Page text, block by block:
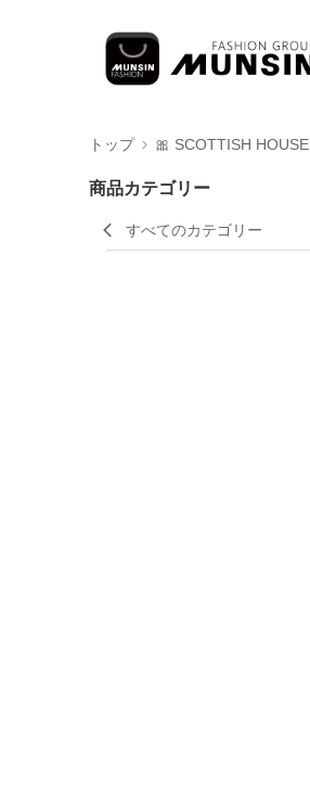
トップ 🎀 SCOTTISH HOUSE
商品カテゴリー
すべてのカテゴリー